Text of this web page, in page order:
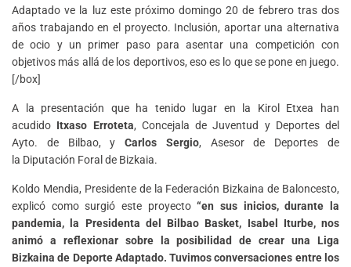
Adaptado ve la luz este próximo domingo 20 de febrero tras dos
años trabajando en el proyecto. Inclusión, aportar una alternativa
de ocio y un primer paso para asentar una competición con
objetivos más allá de los deportivos, eso es lo que se pone en juego.
[/box]
A la presentación que ha tenido lugar en la Kirol Etxea han
acudido Itxaso Erroteta, Concejala de Juventud y Deportes del
Ayto. de Bilbao, yCarlos Sergio, Asesor de Deportes de
la Diputación Foral de Bizkaia.
Koldo Mendia, Presidente de la Federación Bizkaina de Baloncesto,
explicó como surgió este proyecto“en sus inicios, durante la
pandemia, la Presidenta del Bilbao Basket, Isabel Iturbe, nos
animó a reflexionar sobre la posibilidad de crear una Liga
Bizkaina de Deporte Adaptado. Tuvimos conversaciones entre los